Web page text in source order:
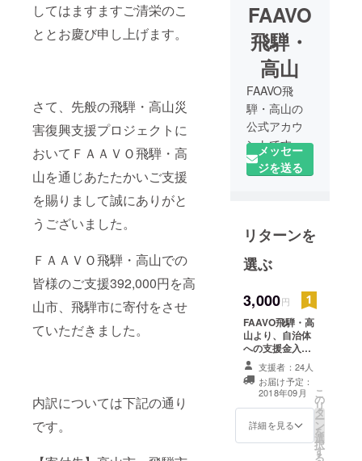
してはますますご清栄のこ
ととお慶び申し上げます。
さて、先般の飛騨・高山災
害復興支援プロジェクトに
おいてＦＡＡＶＯ飛騨・高
山を通じあたたかいご支援
を賜りまして誠にありがと
うございました。
ＦＡＡＶＯ飛騨・高山での
皆様のご支援392,000円を高
山市、飛騨市に寄付をさせ
ていただきました。
内訳については下記の通り
です。
FAAVO
飛騨・
高山
FAAVO飛
騨・高山の
公式アカウ
ントです。
メッセー
ジを送る
リターンを
選ぶ
3,000円
FAAVO飛騨・高
山より、自治体
への支援金入金
完了後に報告
メッセージを送
付させていただ
きます。
支援者：24人
お届け予定：
2018年09月
詳細を見る
こ
の
リ
タ
ー
ン
を
選
択
す
る